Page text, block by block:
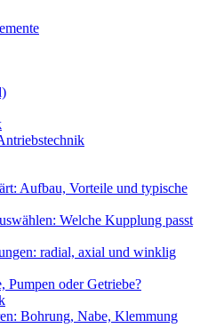
Aufbau, Vorteile und typische
Welche Kupplung passt
radial, axial und winklig
Pumpen oder Getriebe?
Bohrung, Nabe, Klemmung